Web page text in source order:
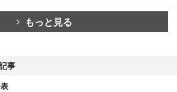
もっと見る
事